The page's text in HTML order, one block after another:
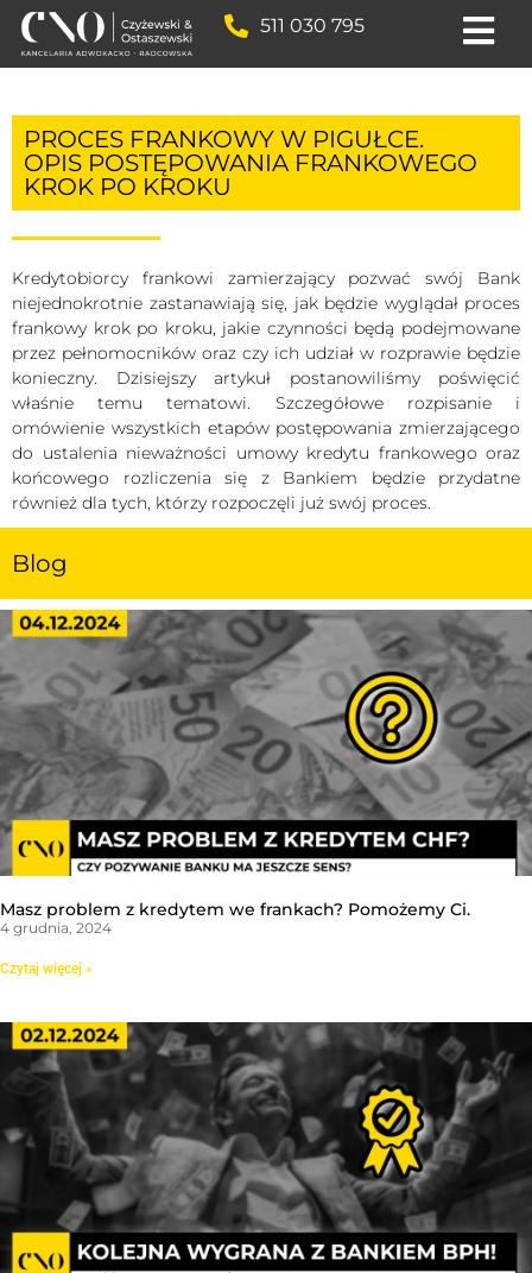
511 030 795
PROCES FRANKOWY W PIGUŁCE.
OPIS POSTĘPOWANIA FRANKOWEGO
KROK PO KROKU
Kredytobiorcy frankowi zamierzający pozwać swój Bank
niejednokrotnie zastanawiają się, jak będzie wyglądał proces
frankowy krok po kroku, jakie czynności będą podejmowane
przez pełnomocników oraz czy ich udział w rozprawie będzie
konieczny. Dzisiejszy artykuł postanowiliśmy poświęcić
właśnie temu tematowi. Szczegółowe rozpisanie i
omówienie wszystkich etapów postępowania zmierzającego
do ustalenia nieważności umowy kredytu frankowego oraz
końcowego rozliczenia się z Bankiem będzie przydatne
również dla tych, którzy rozpoczęli już swój proces.
Blog
Masz problem z kredytem we frankach? Pomożemy Ci.
4 grudnia, 2024
Czytaj więcej »